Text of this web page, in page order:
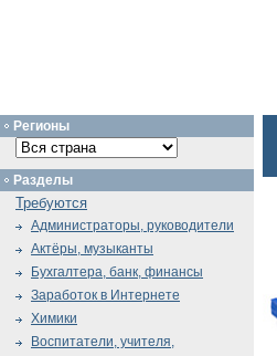
Регионы
Разделы
Требуются
Администраторы, руководители
Актёры, музыканты
Бухгалтера, банк, финансы
Заработок в Интернете
Химики
Воспитатели, учителя,